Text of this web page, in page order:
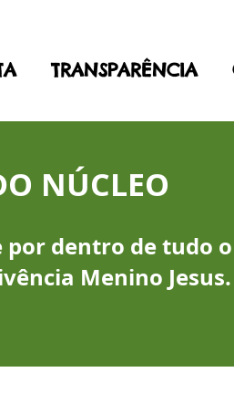
TRANSPARÊNCIA
NÚCLEO
dentro de tudo
Menino Jesus.